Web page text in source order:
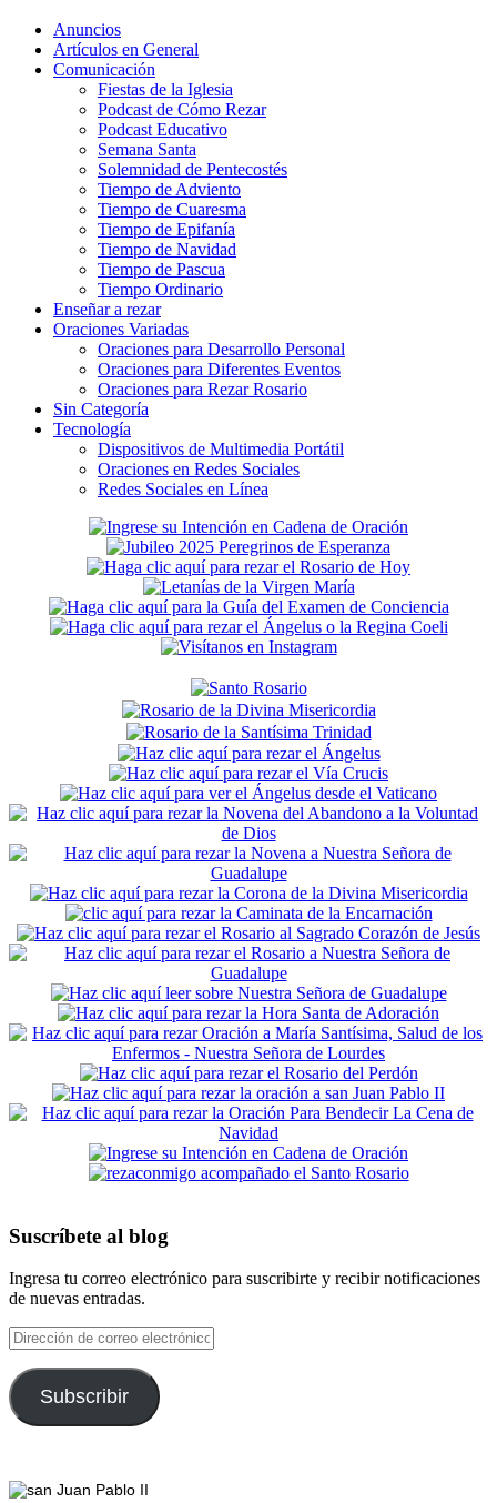
Anuncios
Artículos en General
Comunicación
Fiestas de la Iglesia
Podcast de Cómo Rezar
Podcast Educativo
Semana Santa
Solemnidad de Pentecostés
Tiempo de Adviento
Tiempo de Cuaresma
Tiempo de Epifanía
Tiempo de Navidad
Tiempo de Pascua
Tiempo Ordinario
Enseñar a rezar
Oraciones Variadas
Oraciones para Desarrollo Personal
Oraciones para Diferentes Eventos
Oraciones para Rezar Rosario
Sin Categoría
Tecnología
Dispositivos de Multimedia Portátil
Oraciones en Redes Sociales
Redes Sociales en Línea
Secondary
Sidebar
Suscríbete al blog
Ingresa tu correo electrónico para suscribirte y recibir notificaciones
de nuevas entradas.
Dirección
de
correo
electrónico
Subscribir